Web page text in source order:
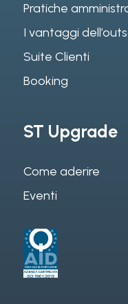
Pratiche
I vantaggi
Suite Clienti
Booking
ST Upgrade
Come aderire
Eventi